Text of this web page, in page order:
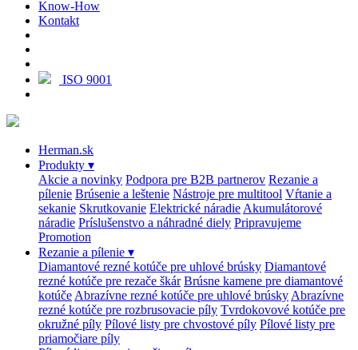
Know-How
Kontakt
ISO 9001
Herman.sk
Produkty ▾
Akcie a novinky Podpora pre B2B partnerov Rezanie a
pílenie Brúsenie a leštenie Nástroje pre multitool Vŕtanie a
sekanie Skrutkovanie Elektrické náradie Akumulátorové
náradie Príslušenstvo a náhradné diely Pripravujeme
Promotion
Rezanie a pílenie ▾
Diamantové rezné kotúče pre uhlové brúsky Diamantové
rezné kotúče pre rezače škár Brúsne kamene pre diamantové
kotúče Abrazívne rezné kotúče pre uhlové brúsky Abrazívne
rezné kotúče pre rozbrusovacie píly Tvrdokovové kotúče pre
okružné píly Pílové listy pre chvostové píly Pílové listy pre
priamočiare píly